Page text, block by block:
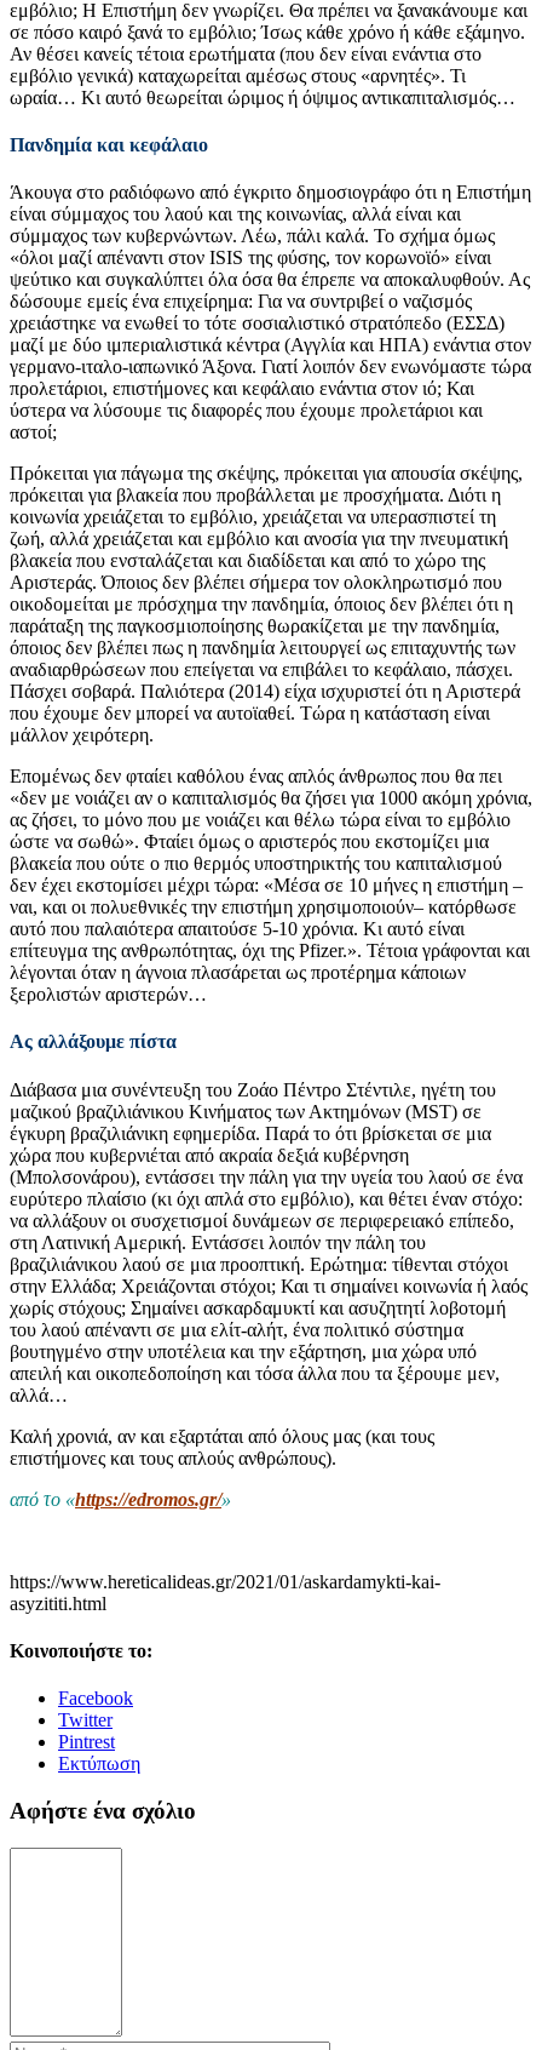
εμβόλιο; Η Επιστήμη δεν γνωρίζει. Θα πρέπει να ξανακάνουμε και
σε πόσο καιρό ξανά το εμβόλιο; Ίσως κάθε χρόνο ή κάθε εξάμηνο.
Αν θέσει κανείς τέτοια ερωτήματα (που δεν είναι ενάντια στο
εμβόλιο γενικά) καταχωρείται αμέσως στους «αρνητές». Τι
ωραία… Κι αυτό θεωρείται ώριμος ή όψιμος αντικαπιταλισμός…
Πανδημία και κεφάλαιο
Άκουγα στο ραδιόφωνο από έγκριτο δημοσιογράφο ότι η Επιστήμη
είναι σύμμαχος του λαού και της κοινωνίας, αλλά είναι και
σύμμαχος των κυβερνώντων. Λέω, πάλι καλά. Το σχήμα όμως
«όλοι μαζί απέναντι στον ISIS της φύσης, τον κορωνοϊό» είναι
ψεύτικο και συγκαλύπτει όλα όσα θα έπρεπε να αποκαλυφθούν. Ας
δώσουμε εμείς ένα επιχείρημα: Για να συντριβεί ο ναζισμός
χρειάστηκε να ενωθεί το τότε σοσιαλιστικό στρατόπεδο (ΕΣΣΔ)
μαζί με δύο ιμπεριαλιστικά κέντρα (Αγγλία και ΗΠΑ) ενάντια στον
γερμανο-ιταλο-ιαπωνικό Άξονα. Γιατί λοιπόν δεν ενωνόμαστε τώρα
προλετάριοι, επιστήμονες και κεφάλαιο ενάντια στον ιό; Και
ύστερα να λύσουμε τις διαφορές που έχουμε προλετάριοι και
αστοί;
Πρόκειται για πάγωμα της σκέψης, πρόκειται για απουσία σκέψης,
πρόκειται για βλακεία που προβάλλεται με προσχήματα. Διότι η
κοινωνία χρειάζεται το εμβόλιο, χρειάζεται να υπερασπιστεί τη
ζωή, αλλά χρειάζεται και εμβόλιο και ανοσία για την πνευματική
βλακεία που ενσταλάζεται και διαδίδεται και από το χώρο της
Αριστεράς. Όποιος δεν βλέπει σήμερα τον ολοκληρωτισμό που
οικοδομείται με πρόσχημα την πανδημία, όποιος δεν βλέπει ότι η
παράταξη της παγκοσμιοποίησης θωρακίζεται με την πανδημία,
όποιος δεν βλέπει πως η πανδημία λειτουργεί ως επιταχυντής των
αναδιαρθρώσεων που επείγεται να επιβάλει το κεφάλαιο, πάσχει.
Πάσχει σοβαρά. Παλιότερα (2014) είχα ισχυριστεί ότι η Αριστερά
που έχουμε δεν μπορεί να αυτοϊαθεί. Τώρα η κατάσταση είναι
μάλλον χειρότερη.
Επομένως δεν φταίει καθόλου ένας απλός άνθρωπος που θα πει
«δεν με νοιάζει αν ο καπιταλισμός θα ζήσει για 1000 ακόμη χρόνια,
ας ζήσει, το μόνο που με νοιάζει και θέλω τώρα είναι το εμβόλιο
ώστε να σωθώ». Φταίει όμως ο αριστερός που εκστομίζει μια
βλακεία που ούτε ο πιο θερμός υποστηρικτής του καπιταλισμού
δεν έχει εκστομίσει μέχρι τώρα: «Μέσα σε 10 μήνες η επιστήμη –
ναι, και οι πολυεθνικές την επιστήμη χρησιμοποιούν– κατόρθωσε
αυτό που παλαιότερα απαιτούσε 5-10 χρόνια. Κι αυτό είναι
επίτευγμα της ανθρωπότητας, όχι της Pfizer.». Τέτοια γράφονται και
λέγονται όταν η άγνοια πλασάρεται ως προτέρημα κάποιων
ξερολιστών αριστερών…
Ας αλλάξουμε πίστα
Διάβασα μια συνέντευξη του Ζοάο Πέντρο Στέντιλε, ηγέτη του
μαζικού βραζιλιάνικου Κινήματος των Ακτημόνων (MST) σε
έγκυρη βραζιλιάνικη εφημερίδα. Παρά το ότι βρίσκεται σε μια
χώρα που κυβερνιέται από ακραία δεξιά κυβέρνηση
(Μπολσονάρου), εντάσσει την πάλη για την υγεία του λαού σε ένα
ευρύτερο πλαίσιο (κι όχι απλά στο εμβόλιο), και θέτει έναν στόχο:
να αλλάξουν οι συσχετισμοί δυνάμεων σε περιφερειακό επίπεδο,
στη Λατινική Αμερική. Εντάσσει λοιπόν την πάλη του
βραζιλιάνικου λαού σε μια προοπτική. Ερώτημα: τίθενται στόχοι
στην Ελλάδα; Χρειάζονται στόχοι; Και τι σημαίνει κοινωνία ή λαός
χωρίς στόχους; Σημαίνει ασκαρδαμυκτί και ασυζητητί λοβοτομή
του λαού απέναντι σε μια ελίτ-αλήτ, ένα πολιτικό σύστημα
βουτηγμένο στην υποτέλεια και την εξάρτηση, μια χώρα υπό
απειλή και οικοπεδοποίηση και τόσα άλλα που τα ξέρουμε μεν,
αλλά…
Καλή χρονιά, αν και εξαρτάται από όλους μας (και τους
επιστήμονες και τους απλούς ανθρώπους).
από το «https://edromos.gr/»
https://www.hereticalideas.gr/2021/01/askardamykti-kai-
asyzititi.html
Κοινοποιήστε το:
Facebook
Twitter
Pintrest
Εκτύπωση
Αφήστε ένα σχόλιο